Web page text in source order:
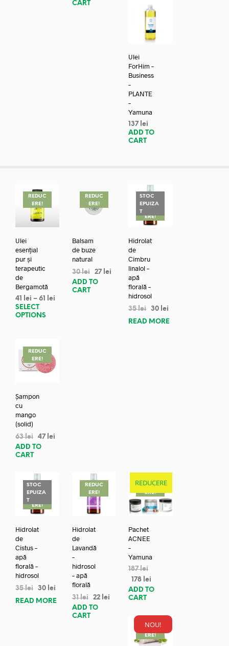
CART
Ulei
ForHim –
Business
–
PLANTE
–
Yamuna
137 lei
ADD TO
CART
REDUC
ERE!
Ulei
esențial
pur și
terapeutic
de
Bergamotă
41 lei – 61
lei
SELECT
OPTIONS
REDUC
ERE!
Balsam
de buze
natural
30lei 27 lei
ADD TO
CART
STOC
EPUIZA
TREDUC
ERE!
Hidrolat
de
Cimbru
linalol –
apă
florală –
hidrosol
35lei 30 lei
READ MORE
REDUC
ERE!
Șampon
cu
mango
(solid)
63lei 47 lei
ADD TO
CART
STOC
EPUIZA
TREDUC
ERE!
Hidrolat
de
Cistus –
apă
florală –
hidrosol
35lei 30 lei
READ MORE
REDUC
ERE!
Hidrolat
de
Lavandă
–
hidrosol
– apă
florală
31lei 22 lei
ADD TO
CART
REDUCERE
REDUC
ERE!
Pachet
ACNEE
–
Yamuna
187lei
178 lei
ADD TO
CART
NOU!
REDUC
ERE!